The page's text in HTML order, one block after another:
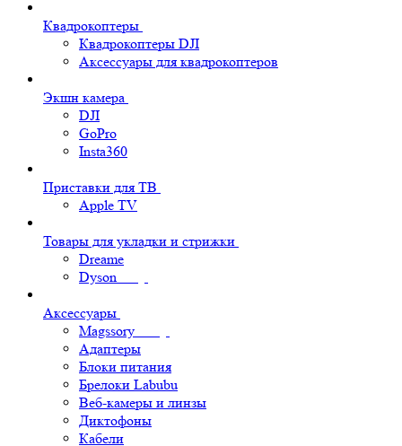
Квадрокоптеры
Квадрокоптеры DJI
Аксессуары для квадрокоптеров
Экшн камера
DJI
GoPro
Insta360
Приставки для ТВ
Apple TV
Товары для укладки и стрижки
Dreame
Dyson
Аксессуары
Magssory
Адаптеры
Блоки питания
Брелоки Labubu
Веб-камеры и линзы
Диктофоны
Кабели